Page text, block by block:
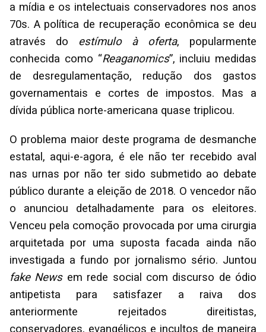
a mídia e os intelectuais conservadores nos anos
70s. A política de recuperação econômica se deu
através do estímulo à oferta, popularmente
conhecida como “Reaganomics”, incluiu medidas
de desregulamentação, redução dos gastos
governamentais e cortes de impostos. Mas a
dívida pública norte-americana quase triplicou.
O problema maior deste programa de desmanche
estatal, aqui-e-agora, é ele não ter recebido aval
nas urnas por não ter sido submetido ao debate
público durante a eleição de 2018. O vencedor não
o anunciou detalhadamente para os eleitores.
Venceu pela comoção provocada por uma cirurgia
arquitetada por uma suposta facada ainda não
investigada a fundo por jornalismo sério. Juntou
fake Newsem rede social com discurso de ódio
antipetista para satisfazer a raiva dos
anteriormente rejeitados direitistas,
conservadores, evangélicos e incultos de maneira